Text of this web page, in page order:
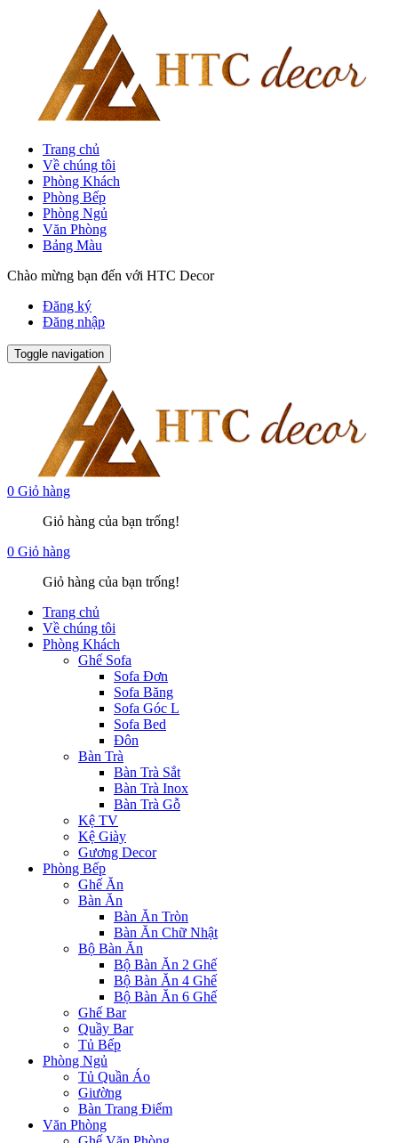
Trang chủ
Về chúng tôi
Phòng Khách
Phòng Bếp
Phòng Ngủ
Văn Phòng
Bảng Màu
Chào mừng bạn đến với HTC Decor
Đăng ký
Đăng nhập
Toggle navigation
0 Giỏ hàng
Giỏ hàng của bạn trống!
0 Giỏ hàng
Giỏ hàng của bạn trống!
Trang chủ
Về chúng tôi
Phòng Khách
Ghế Sofa
Sofa Đơn
Sofa Băng
Sofa Góc L
Sofa Bed
Đôn
Bàn Trà
Bàn Trà Sắt
Bàn Trà Inox
Bàn Trà Gỗ
Kệ TV
Kệ Giày
Gương Decor
Phòng Bếp
Ghế Ăn
Bàn Ăn
Bàn Ăn Tròn
Bàn Ăn Chữ Nhật
Bộ Bàn Ăn
Bộ Bàn Ăn 2 Ghế
Bộ Bàn Ăn 4 Ghế
Bộ Bàn Ăn 6 Ghế
Ghế Bar
Quầy Bar
Tủ Bếp
Phòng Ngủ
Tủ Quần Áo
Giường
Bàn Trang Điểm
Văn Phòng